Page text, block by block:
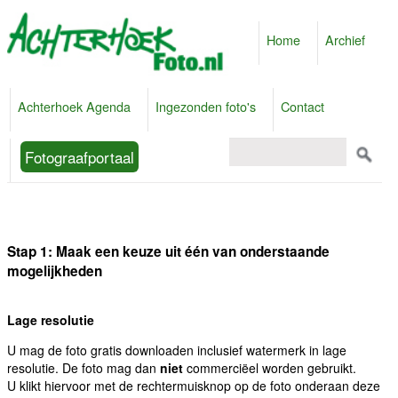
Home Archief
Achterhoek Agenda Ingezonden foto's Contact
Fotograafportaal
Stap 1: Maak een keuze uit één van onderstaande
mogelijkheden
Lage resolutie
U mag de foto gratis downloaden inclusief watermerk in lage
resolutie. De foto mag dan niet commerciëel worden gebruikt.
U klikt hiervoor met de rechtermuisknop op de foto onderaan deze